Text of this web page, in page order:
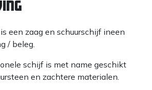
een zaag en schuurschijf ineen
/ beleg.
schijf is met name geschikt
en zachtere materialen.